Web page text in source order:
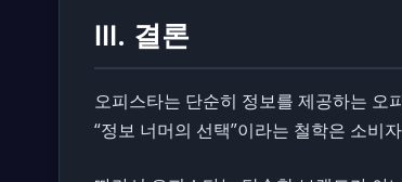
Ⅲ. 결론
오피스타는 단순히 정보를 제공하는 오
“정보 너머의 선택”이라는 철학은 소비